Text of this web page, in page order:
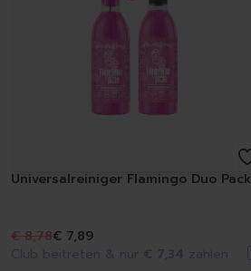
Universalreiniger Flamingo Duo Pack
€ 8,78€ 7,89